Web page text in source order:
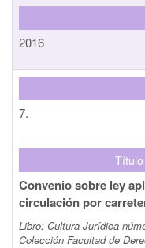
2016
7.
Convenio sobre ley
circulación por
Libro: Cultura Jurídica
Colección Facultad de